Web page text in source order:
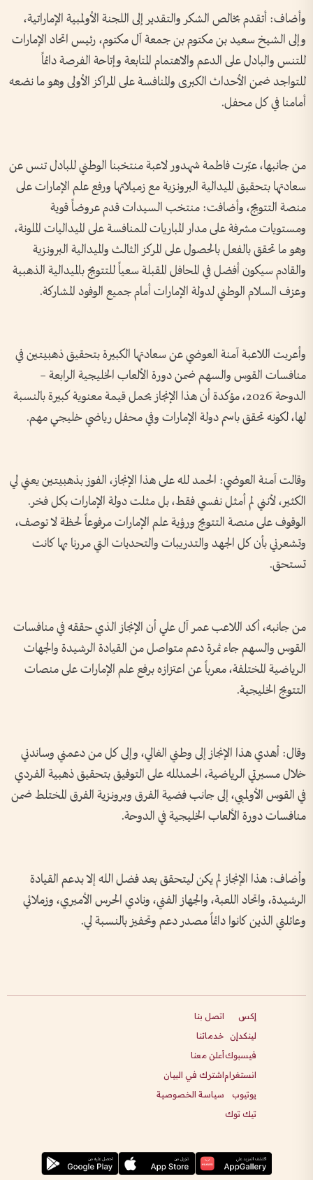
وأضاف: أتقدم بخالص الشكر والتقدير إلى اللجنة الأولمبية الإماراتية،
وإلى الشيخ سعيد بن مكتوم بن جمعة آل مكتوم، رئيس اتحاد الإمارات
للتنس والبادل على الدعم والاهتمام المتابعة وإتاحة الفرصة دائماً
للتواجد ضمن الأحداث الكبرى والمنافسة على المراكز الأولى وهو ما نضعه
أمامنا في كل محفل.
من جانبها، عبّرت فاطمة شهدور لاعبة منتخبنا الوطني للبادل تنس عن
سعادتها بتحقيق الميدالية البرونزية مع زميلاتها ورفع علم الإمارات على
منصة التتويج، وأضافت: منتخب السيدات قدم عروضاً قوية
ومستويات مشرفة على مدار المباريات للمنافسة على الميداليات الملونة،
وهو ما تحقق بالفعل بالحصول على المركز الثالث والميدالية البرونزية
والقادم سيكون أفضل في المحافل المقبلة سعياً للتتويج بالميدالية الذهبية
وعزف السلام الوطني لدولة الإمارات أمام جميع الوفود المشاركة.
وأعربت اللاعبة آمنة العوضي عن سعادتها الكبيرة بتحقيق ذهبيتين في
منافسات القوس والسهم ضمن دورة الألعاب الخليجية الرابعة –
الدوحة 2026، مؤكدة أن هذا الإنجاز يحمل قيمة معنوية كبيرة بالنسبة
لها، لكونه تحقق باسم دولة الإمارات وفي محفل رياضي خليجي مهم.
وقالت آمنة العوضي: الحمد لله على هذا الإنجاز، الفوز بذهبيتين يعني لي
الكثير، لأنني لم أمثل نفسي فقط، بل مثلت دولة الإمارات بكل فخر.
الوقوف على منصة التتويج ورؤية علم الإمارات مرفوعاً لحظة لا توصف،
وتشعرني بأن كل الجهد والتدريبات والتحديات التي مررنا بها كانت
تستحق.
من جانبه، أكد اللاعب عمر آل علي أن الإنجاز الذي حققه في منافسات
القوس والسهم جاء ثمرة دعم متواصل من القيادة الرشيدة والجهات
الرياضية المختلفة، معرباً عن اعتزازه برفع علم الإمارات على منصات
التتويج الخليجية.
وقال: أهدي هذا الإنجاز إلى وطني الغالي، وإلى كل من دعمني وساندني
خلال مسيرتي الرياضية، الحمدلله على التوفيق بتحقيق ذهبية الفردي
في القوس الأولمبي، إلى جانب فضية الفرق وبرونزية الفرق المختلط ضمن
منافسات دورة الألعاب الخليجية في الدوحة.
وأضاف: هذا الإنجاز لم يكن ليتحقق بعد فضل الله إلا بدعم القيادة
الرشيدة، واتحاد اللعبة، والجهاز الفني، ونادي الحرس الأميري، وزملائي
وعائلتي الذين كانوا دائماً مصدر دعم وتحفيز بالنسبة لي.
إكس
لينكدإن
فيسبوك
انستغرام
يوتيوب
تيك توك
اتصل بنا
خدماتنا
أعلن معنا
اشترك في البيان
سياسة الخصوصية